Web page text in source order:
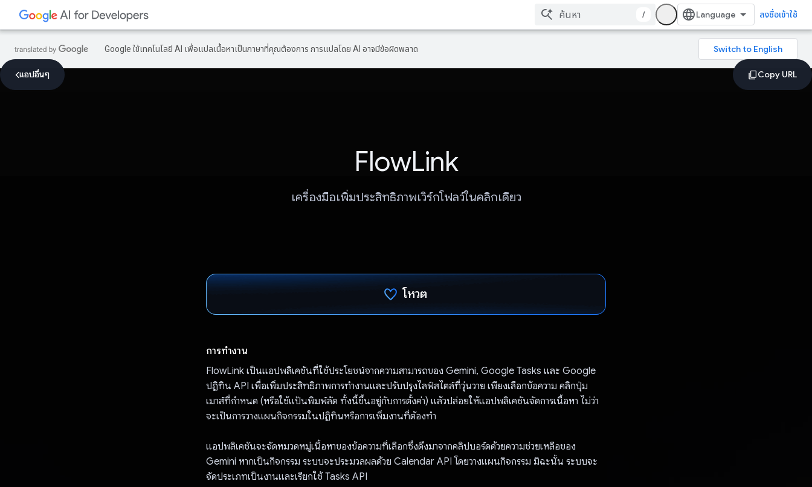
/ ลงชื่อเข้าใช้
Google ใช้เทคโนโลยี AI เพื่อแปลเนื้อหาเป็นภาษาที่คุณต้องการ การแปลโดย AI อาจมีข้อผิดพลาด
แอปอื่นๆ
FlowLink
เครื่องมือเพิ่มประสิทธิภาพเวิร์กโฟลว์ในคลิกเดียว
โหวต
การทำงาน
FlowLink เป็นแอปพลิเคชันที่ใช้ประโยชน์จากความสามารถของ Gemini, Google Tasks และ Google
ปฏิทิน API เพื่อเพิ่มประสิทธิภาพการทำงานและปรับปรุงไลฟ์สไตล์ที่วุ่นวาย เพียงเลือกข้อความ คลิกปุ่ม
เมาส์ที่กําหนด (หรือใช้แป้นพิมพ์ลัด ทั้งนี้ขึ้นอยู่กับการตั้งค่า) แล้วปล่อยให้แอปพลิเคชันจัดการเนื้อหา ไม่ว่า
จะเป็นการวางแผนกิจกรรมในปฏิทินหรือการเพิ่มงานที่ต้องทำ
แอปพลิเคชันจะจัดหมวดหมู่เนื้อหาของข้อความที่เลือกซึ่งดึงมาจากคลิปบอร์ดด้วยความช่วยเหลือของ
Gemini หากเป็นกิจกรรม ระบบจะประมวลผลด้วย Calendar API โดยวางแผนกิจกรรม มิฉะนั้น ระบบจะ
จัดประเภทเป็นงานและเรียกใช้ Tasks API